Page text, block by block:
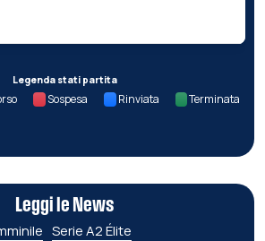
Legenda stati partita
Sospesa Rinviata Terminata
Leggi le News
Serie A2 Élite